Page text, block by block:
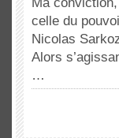
celle du
Nicolas
Alors
…